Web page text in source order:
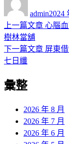
admin佈
日
2024
文
章
導
覽
上一篇文章 上
篇
心腦
樹林當舖
下一篇文章 下
屏東
七日纖
彙整
2026 年 8 月
2026 年 7 月
2026 年 6 月